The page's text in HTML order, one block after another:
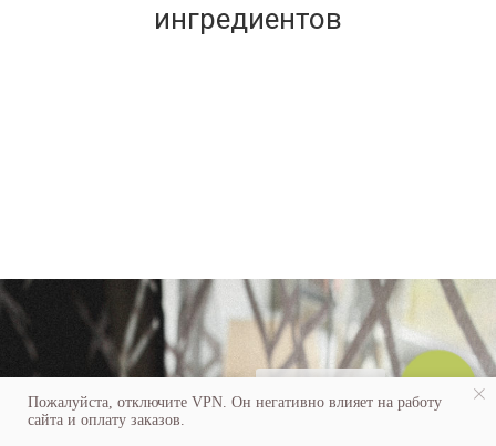
Пожалуйста, отключите VPN. Он негативно влияет на работу
сайта и оплату заказов.
ингредиентов